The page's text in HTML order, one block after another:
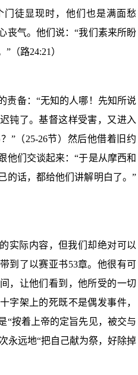
徒显现时，他们也是满面愁
丧气。他们说：“我们素来所盼
”（路24:21 ）
责备：“无知的人哪！先知所说
钝了。基督这样受害，又进入
”（25-26节）然后他借着旧约
他们交谈起来：“于是从摩西和
的话，都给他们讲解明白了。”
实际内容，但我们却绝对可以
到了以赛亚书53章。他很有可
，让他们看到，他所受的一切
字架上的死既不是偶发事件，
“按着上帝的定旨先见，被交与
永远地“把自己献为祭，好除掉